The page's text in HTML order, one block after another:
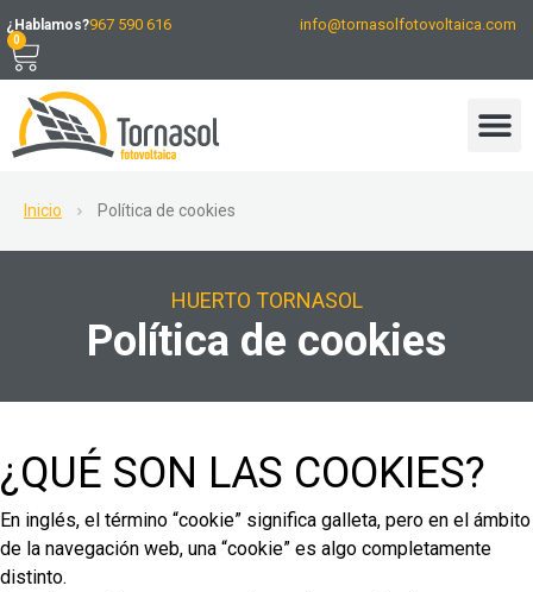
¿Hablamos?967 590 616 info@tornasolfotovoltaica.com
0
Inicio Política de cookies
HUERTO TORNASOL
Política de cookies
¿QUÉ SON LAS COOKIES?
En inglés, el término “cookie” significa galleta, pero en el ámbito
de la navegación web, una “cookie” es algo completamente
distinto.